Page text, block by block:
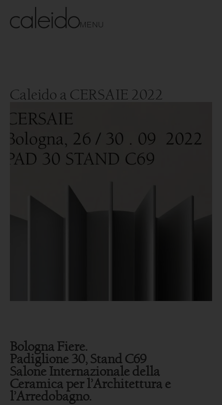
MENU
Caleido a CERSAIE 2022
Bologna Fiere.
Padiglione 30, Stand C69
Salone Internazionale della
Ceramica per l’Architettura e
l’Arredobagno.